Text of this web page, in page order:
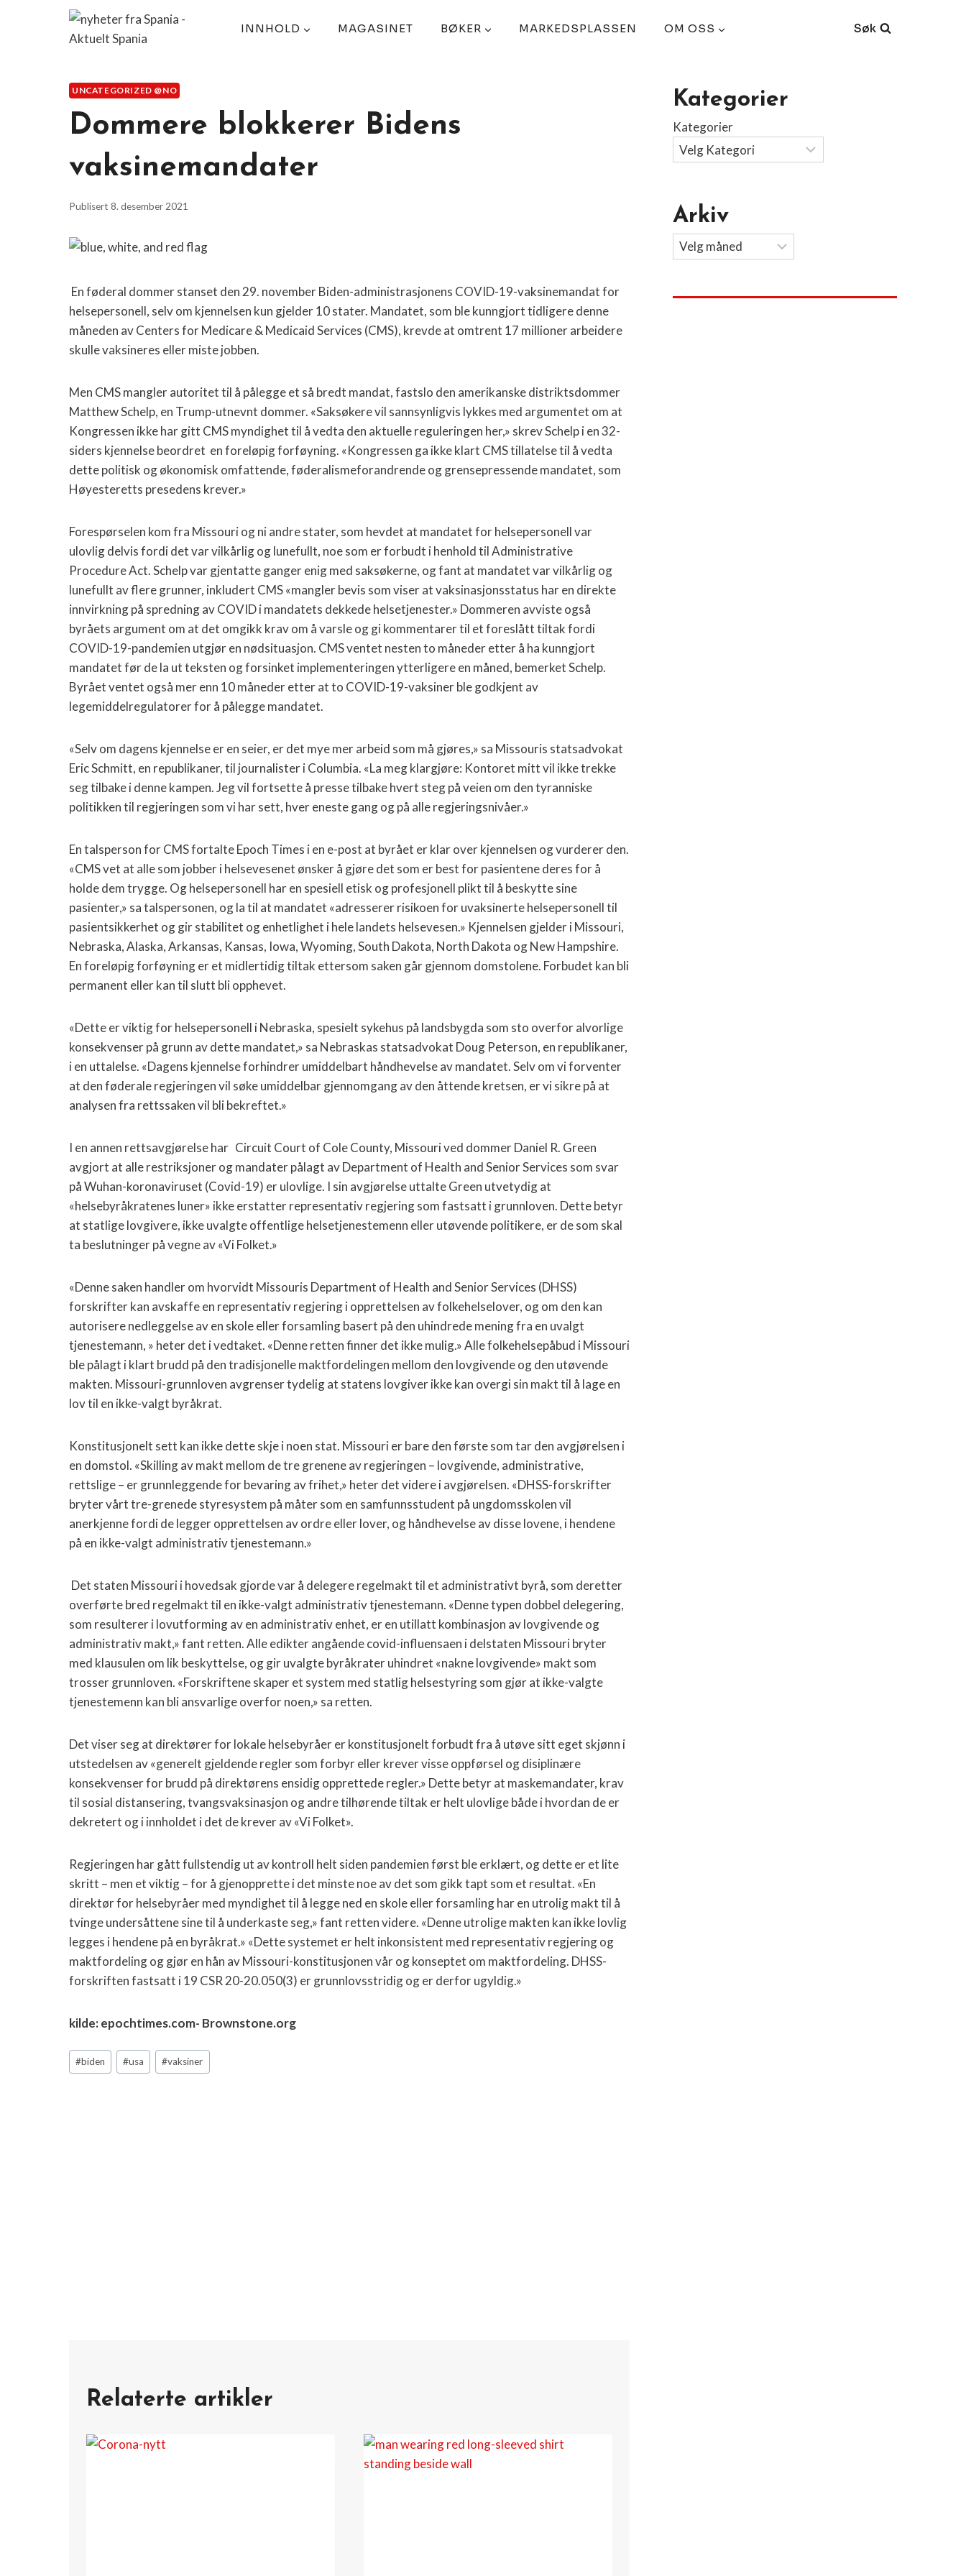
INNHOLD MAGASINET BØKER MARKEDSPLASSEN OM OSS Søk
UNCATEGORIZED @NO
Dommere blokkerer Bidens
vaksinemandater
Publisert 8. desember 2021
En føderal dommer stanset den 29. november Biden-administrasjonens COVID-19-vaksinemandat for
helsepersonell, selv om kjennelsen kun gjelder 10 stater. Mandatet, som ble kunngjort tidligere denne
måneden av Centers for Medicare & Medicaid Services (CMS), krevde at omtrent 17 millioner arbeidere
skulle vaksineres eller miste jobben.
Men CMS mangler autoritet til å pålegge et så bredt mandat, fastslo den amerikanske distriktsdommer
Matthew Schelp, en Trump-utnevnt dommer. «Saksøkere vil sannsynligvis lykkes med argumentet om at
Kongressen ikke har gitt CMS myndighet til å vedta den aktuelle reguleringen her,» skrev Schelp i en 32-
siders kjennelse beordret en foreløpig forføyning. «Kongressen ga ikke klart CMS tillatelse til å vedta
dette politisk og økonomisk omfattende, føderalismeforandrende og grensepressende mandatet, som
Høyesteretts presedens krever.»
Forespørselen kom fra Missouri og ni andre stater, som hevdet at mandatet for helsepersonell var
ulovlig delvis fordi det var vilkårlig og lunefullt, noe som er forbudt i henhold til Administrative
Procedure Act. Schelp var gjentatte ganger enig med saksøkerne, og fant at mandatet var vilkårlig og
lunefullt av flere grunner, inkludert CMS «mangler bevis som viser at vaksinasjonsstatus har en direkte
innvirkning på spredning av COVID i mandatets dekkede helsetjenester.» Dommeren avviste også
byråets argument om at det omgikk krav om å varsle og gi kommentarer til et foreslått tiltak fordi
COVID-19-pandemien utgjør en nødsituasjon. CMS ventet nesten to måneder etter å ha kunngjort
mandatet før de la ut teksten og forsinket implementeringen ytterligere en måned, bemerket Schelp.
Byrået ventet også mer enn 10 måneder etter at to COVID-19-vaksiner ble godkjent av
legemiddelregulatorer for å pålegge mandatet.
«Selv om dagens kjennelse er en seier, er det mye mer arbeid som må gjøres,» sa Missouris statsadvokat
Eric Schmitt, en republikaner, til journalister i Columbia. «La meg klargjøre: Kontoret mitt vil ikke trekke
seg tilbake i denne kampen. Jeg vil fortsette å presse tilbake hvert steg på veien om den tyranniske
politikken til regjeringen som vi har sett, hver eneste gang og på alle regjeringsnivåer.»
En talsperson for CMS fortalte Epoch Times i en e-post at byrået er klar over kjennelsen og vurderer den.
«CMS vet at alle som jobber i helsevesenet ønsker å gjøre det som er best for pasientene deres for å
holde dem trygge. Og helsepersonell har en spesiell etisk og profesjonell plikt til å beskytte sine
pasienter,» sa talspersonen, og la til at mandatet «adresserer risikoen for uvaksinerte helsepersonell til
pasientsikkerhet og gir stabilitet og enhetlighet i hele landets helsevesen.» Kjennelsen gjelder i Missouri,
Nebraska, Alaska, Arkansas, Kansas, Iowa, Wyoming, South Dakota, North Dakota og New Hampshire.
En foreløpig forføyning er et midlertidig tiltak ettersom saken går gjennom domstolene. Forbudet kan bli
permanent eller kan til slutt bli opphevet.
«Dette er viktig for helsepersonell i Nebraska, spesielt sykehus på landsbygda som sto overfor alvorlige
konsekvenser på grunn av dette mandatet,» sa Nebraskas statsadvokat Doug Peterson, en republikaner,
i en uttalelse. «Dagens kjennelse forhindrer umiddelbart håndhevelse av mandatet. Selv om vi forventer
at den føderale regjeringen vil søke umiddelbar gjennomgang av den åttende kretsen, er vi sikre på at
analysen fra rettssaken vil bli bekreftet.»
I en annen rettsavgjørelse har Circuit Court of Cole County, Missouri ved dommer Daniel R. Green
avgjort at alle restriksjoner og mandater pålagt av Department of Health and Senior Services som svar
på Wuhan-koronaviruset (Covid-19) er ulovlige. I sin avgjørelse uttalte Green utvetydig at
«helsebyråkratenes luner» ikke erstatter representativ regjering som fastsatt i grunnloven. Dette betyr
at statlige lovgivere, ikke uvalgte offentlige helsetjenestemenn eller utøvende politikere, er de som skal
ta beslutninger på vegne av «Vi Folket.»
«Denne saken handler om hvorvidt Missouris Department of Health and Senior Services (DHSS)
forskrifter kan avskaffe en representativ regjering i opprettelsen av folkehelselover, og om den kan
autorisere nedleggelse av en skole eller forsamling basert på den uhindrede mening fra en uvalgt
tjenestemann, » heter det i vedtaket. «Denne retten finner det ikke mulig.» Alle folkehelsepåbud i Missouri
ble pålagt i klart brudd på den tradisjonelle maktfordelingen mellom den lovgivende og den utøvende
makten. Missouri-grunnloven avgrenser tydelig at statens lovgiver ikke kan overgi sin makt til å lage en
lov til en ikke-valgt byråkrat.
Konstitusjonelt sett kan ikke dette skje i noen stat. Missouri er bare den første som tar den avgjørelsen i
en domstol. «Skilling av makt mellom de tre grenene av regjeringen – lovgivende, administrative,
rettslige – er grunnleggende for bevaring av frihet,» heter det videre i avgjørelsen. «DHSS-forskrifter
bryter vårt tre-grenede styresystem på måter som en samfunnsstudent på ungdomsskolen vil
anerkjenne fordi de legger opprettelsen av ordre eller lover, og håndhevelse av disse lovene, i hendene
på en ikke-valgt administrativ tjenestemann.»
Det staten Missouri i hovedsak gjorde var å delegere regelmakt til et administrativt byrå, som deretter
overførte bred regelmakt til en ikke-valgt administrativ tjenestemann. «Denne typen dobbel delegering,
som resulterer i lovutforming av en administrativ enhet, er en utillatt kombinasjon av lovgivende og
administrativ makt,» fant retten. Alle edikter angående covid-influensaen i delstaten Missouri bryter
med klausulen om lik beskyttelse, og gir uvalgte byråkrater uhindret «nakne lovgivende» makt som
trosser grunnloven. «Forskriftene skaper et system med statlig helsestyring som gjør at ikke-valgte
tjenestemenn kan bli ansvarlige overfor noen,» sa retten.
Det viser seg at direktører for lokale helsebyråer er konstitusjonelt forbudt fra å utøve sitt eget skjønn i
utstedelsen av «generelt gjeldende regler som forbyr eller krever visse oppførsel og disiplinære
konsekvenser for brudd på direktørens ensidig opprettede regler.» Dette betyr at maskemandater, krav
til sosial distansering, tvangsvaksinasjon og andre tilhørende tiltak er helt ulovlige både i hvordan de er
dekretert og i innholdet i det de krever av «Vi Folket».
Regjeringen har gått fullstendig ut av kontroll helt siden pandemien først ble erklært, og dette er et lite
skritt – men et viktig – for å gjenopprette i det minste noe av det som gikk tapt som et resultat. «En
direktør for helsebyråer med myndighet til å legge ned en skole eller forsamling har en utrolig makt til å
tvinge undersåttene sine til å underkaste seg,» fant retten videre. «Denne utrolige makten kan ikke lovlig
legges i hendene på en byråkrat.» «Dette systemet er helt inkonsistent med representativ regjering og
maktfordeling og gjør en hån av Missouri-konstitusjonen vår og konseptet om maktfordeling. DHSS-
forskriften fastsatt i 19 CSR 20-20.050(3) er grunnlovsstridig og er derfor ugyldig.»
kilde: epochtimes.com- Brownstone.org
Post
Tags:
#biden #usa #vaksiner
Relaterte artikler
Kategorier
Kategorier
Arkiv
Arkiv